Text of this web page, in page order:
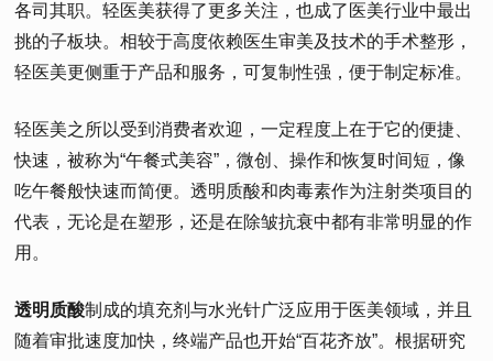
各司其职。轻医美获得了更多关注，也成了医美行业中最出
挑的子板块。相较于高度依赖医生审美及技术的手术整形，
轻医美更侧重于产品和服务，可复制性强，便于制定标准。
轻医美之所以受到消费者欢迎，一定程度上在于它的便捷、
快速，被称为“午餐式美容”，微创、操作和恢复时间短，像
吃午餐般快速而简便。透明质酸和肉毒素作为注射类项目的
代表，无论是在塑形，还是在除皱抗衰中都有非常明显的作
用。
透明质酸制成的填充剂与水光针广泛应用于医美领域，并且
随着审批速度加快，终端产品也开始“百花齐放”。根据研究